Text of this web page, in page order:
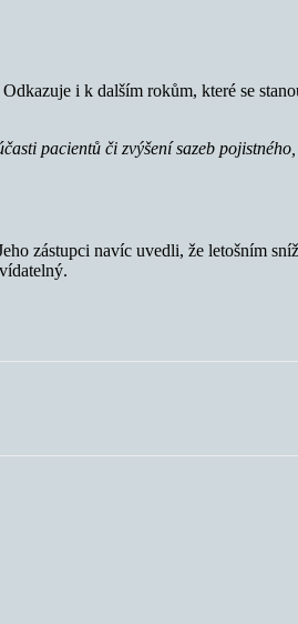
i k dalším rokům, které se
pacientů či zvýšení sazeb
zástupci navíc uvedli, že letošním